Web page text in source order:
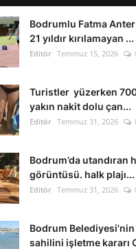
Bodrumlu Fatma
21 yıldır kırılamayan ...
Editör Temmuz 15, 2026
Turistler yüzerken
yakın nakit dolu çan...
Editör Temmuz 31, 2026
Bodrum’da utandıran
görüntüsü. halk plajı...
Editör Temmuz 31, 2026
Bodrum Belediyesi'nin
sahilini işletme kararı